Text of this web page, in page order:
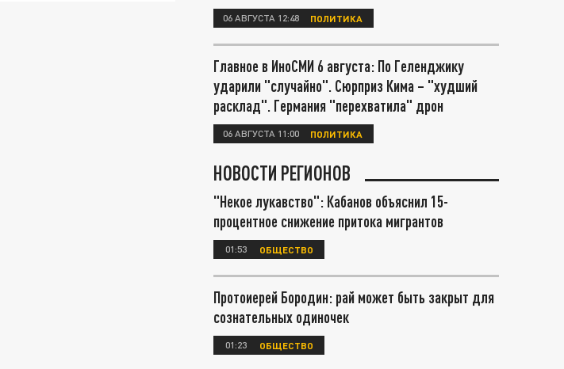
06 АВГУСТА 12:48 ПОЛИТИКА
Главное в ИноСМИ 6 августа: По Геленджику
ударили "случайно". Сюрприз Кима – "худший
расклад". Германия "перехватила" дрон
06 АВГУСТА 11:00 ПОЛИТИКА
НОВОСТИ РЕГИОНОВ
"Некое лукавство": Кабанов объяснил 15-
процентное снижение притока мигрантов
01:53 ОБЩЕСТВО
Протоиерей Бородин: рай может быть закрыт для
сознательных одиночек
01:23 ОБЩЕСТВО